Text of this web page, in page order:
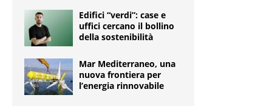
Edifici “verdi”: case e
uffici cercano il bollino
della sostenibilità
Mar Mediterraneo, una
nuova frontiera per
l’energia rinnovabile